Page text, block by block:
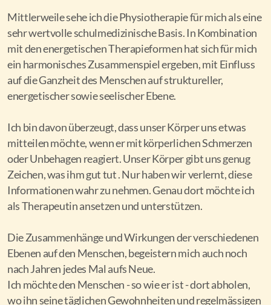
Mittlerweile sehe ich die Physiotherapie für mich als eine
sehr wertvolle schulmedizinische Basis. In Kombination
mit den energetischen Therapieformen hat sich für mich
ein harmonisches Zusammenspiel ergeben, mit Einfluss
auf die Ganzheit des Menschen auf struktureller,
energetischer sowie seelischer Ebene.
Ich bin davon überzeugt, dass unser Körper uns etwas
mitteilen möchte, wenn er mit körperlichen Schmerzen
oder Unbehagen reagiert. Unser Körper gibt uns genug
Zeichen, was ihm gut tut . Nur haben wir verlernt, diese
Informationen wahr zu nehmen. Genau dort möchte ich
als Therapeutin ansetzen und unterstützen.
Die Zusammenhänge und Wirkungen der verschiedenen
Ebenen auf den Menschen, begeistern mich auch noch
nach Jahren jedes Mal aufs Neue.
Ich möchte den Menschen - so wie er ist - dort abholen,
wo ihn seine täglichen Gewohnheiten und regelmässigen